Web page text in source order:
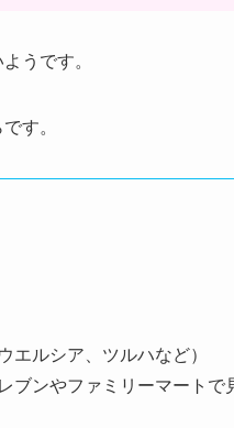
うです。
す。
エルシア、ツルハなど）
ブンやファミリーマートで